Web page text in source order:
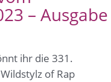
– Ausgabe
ihr die 331.
of Rap